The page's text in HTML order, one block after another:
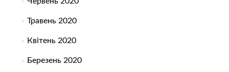
Травень 2020
Квітень 2020
Березень 2020